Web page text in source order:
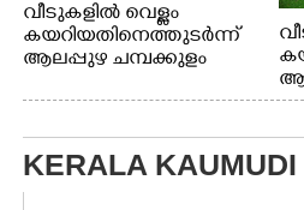
വീടുകളിൽ വെള്ളം
കയറിയതിനെത്തുടർന്ന്
ആലപ്പുഴ ചമ്പക്കുളം
പോരൂക്കര സെൻട്രൽ
ക്യാമ്പിലെത്തിയവർ
വസ്ത്രങ്ങൾ
ഉണക്കാനിട്ടിരിക്കുന്ന
KERALA KAUMUDI